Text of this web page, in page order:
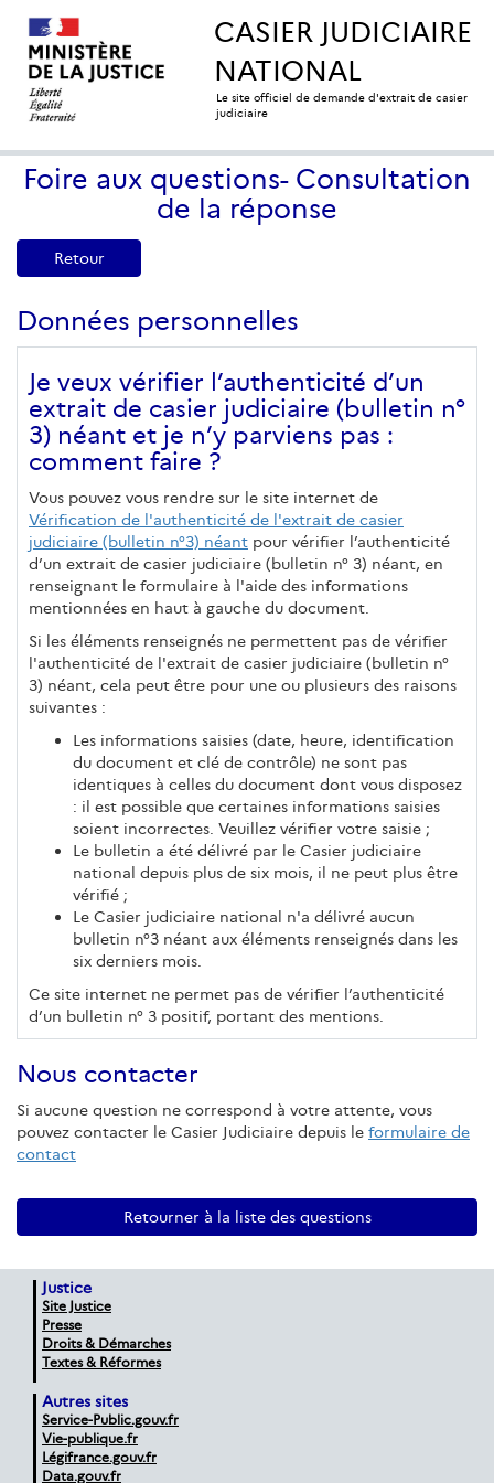
CASIER JUDICIAIRE
NATIONAL
Le site officiel de demande d'extrait de casier
judiciaire
Foire aux questions- Consultation
de la réponse
Retour
Données personnelles
Je veux vérifier l’authenticité d’un
extrait de casier judiciaire (bulletin n°
3) néant et je n’y parviens pas :
comment faire ?
Vous pouvez vous rendre sur le site internet de
Vérification de l'authenticité de l'extrait de casier
judiciaire (bulletin n°3) néant pour vérifier l’authenticité
d’un extrait de casier judiciaire (bulletin n° 3) néant, en
renseignant le formulaire à l'aide des informations
mentionnées en haut à gauche du document.
Si les éléments renseignés ne permettent pas de vérifier
l'authenticité de l'extrait de casier judiciaire (bulletin n°
3) néant, cela peut être pour une ou plusieurs des raisons
suivantes :
Les informations saisies (date, heure, identification
du document et clé de contrôle) ne sont pas
identiques à celles du document dont vous disposez
: il est possible que certaines informations saisies
soient incorrectes. Veuillez vérifier votre saisie ;
Le bulletin a été délivré par le Casier judiciaire
national depuis plus de six mois, il ne peut plus être
vérifié ;
Le Casier judiciaire national n'a délivré aucun
bulletin n°3 néant aux éléments renseignés dans les
six derniers mois.
Ce site internet ne permet pas de vérifier l’authenticité
d’un bulletin n° 3 positif, portant des mentions.
Nous contacter
Si aucune question ne correspond à votre attente, vous
pouvez contacter le Casier Judiciaire depuis le formulaire de
contact
Retourner à la liste des questions
Justice
Site Justice
Presse
Droits & Démarches
Textes & Réformes
Autres sites
Service-Public.gouv.fr
Vie-publique.fr
Légifrance.gouv.fr
Data.gouv.fr